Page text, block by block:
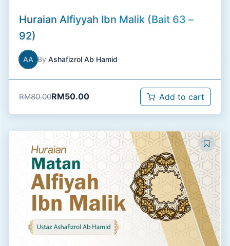
Huraian Alfiyyah Ibn Malik (Bait 63 –
92)
AA By Ashafizrol Ab Hamid
RM80.00RM50.00 Add to cart